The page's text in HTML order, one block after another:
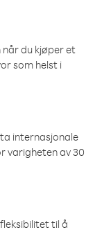
du kjøper et
som helst i
internasjonale
varigheten av 30
til å